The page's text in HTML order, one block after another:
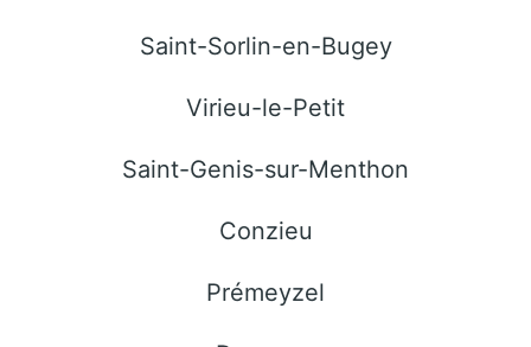
Saint-Sorlin-en-Bugey
Virieu-le-Petit
Saint-Genis-sur-Menthon
Conzieu
Prémeyzel